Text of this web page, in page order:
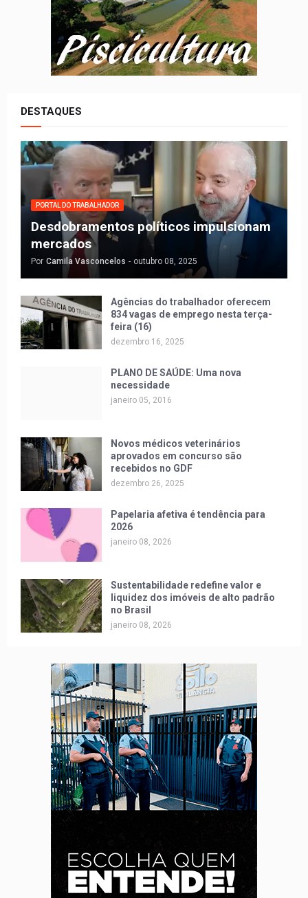
DESTAQUES
PORTAL DO TRABALHADOR
Desdobramentos políticos impulsionam
mercados
Por Camila Vasconcelos - outubro 08, 2025
Agências do trabalhador oferecem
834 vagas de emprego nesta terça-
feira (16)
dezembro 16, 2025
PLANO DE SAÚDE: Uma nova
necessidade
janeiro 05, 2016
Novos médicos veterinários
aprovados em concurso são
recebidos no GDF
dezembro 26, 2025
Papelaria afetiva é tendência para
2026
janeiro 08, 2026
Sustentabilidade redefine valor e
liquidez dos imóveis de alto padrão
no Brasil
janeiro 08, 2026